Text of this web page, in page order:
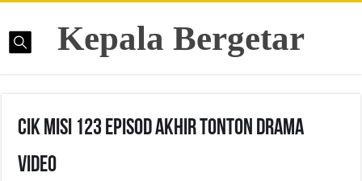
Kepala Bergetar
Cik Misi 123 Episod Akhir Tonton Drama
Video